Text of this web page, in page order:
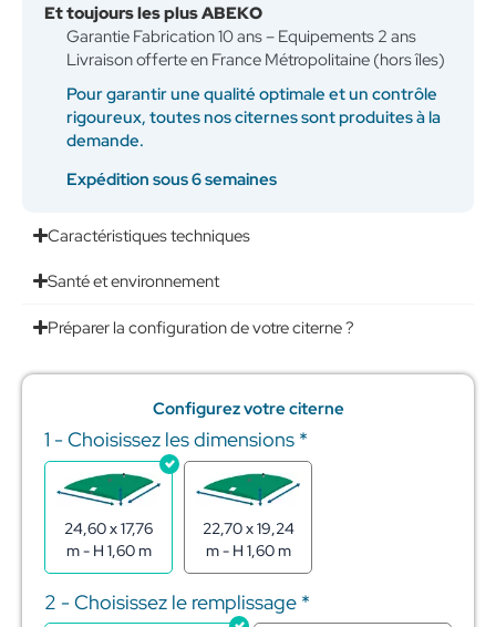
Et toujours les plus ABEKO
Garantie Fabrication 10 ans – Equipements 2 ans
Livraison offerte en France Métropolitaine (hors îles)
Pour garantir une qualité optimale et un contrôle
rigoureux, toutes nos citernes sont produites à la
demande.
Expédition sous 6 semaines
Caractéristiques techniques
Santé et environnement
Préparer la configuration de votre citerne ?
Configurez votre citerne
1 - Choisissez les dimensions *
24,60 x 17,76
m - H 1,60 m
22,70 x 19,24
m - H 1,60 m
2 - Choisissez le remplissage *
quantité
de
Citerne
souple
pour
stockage
de
l'eau
600m3